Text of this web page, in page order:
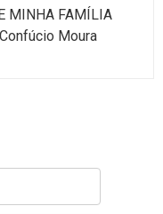
MINHA FAMÍLIA
Moura